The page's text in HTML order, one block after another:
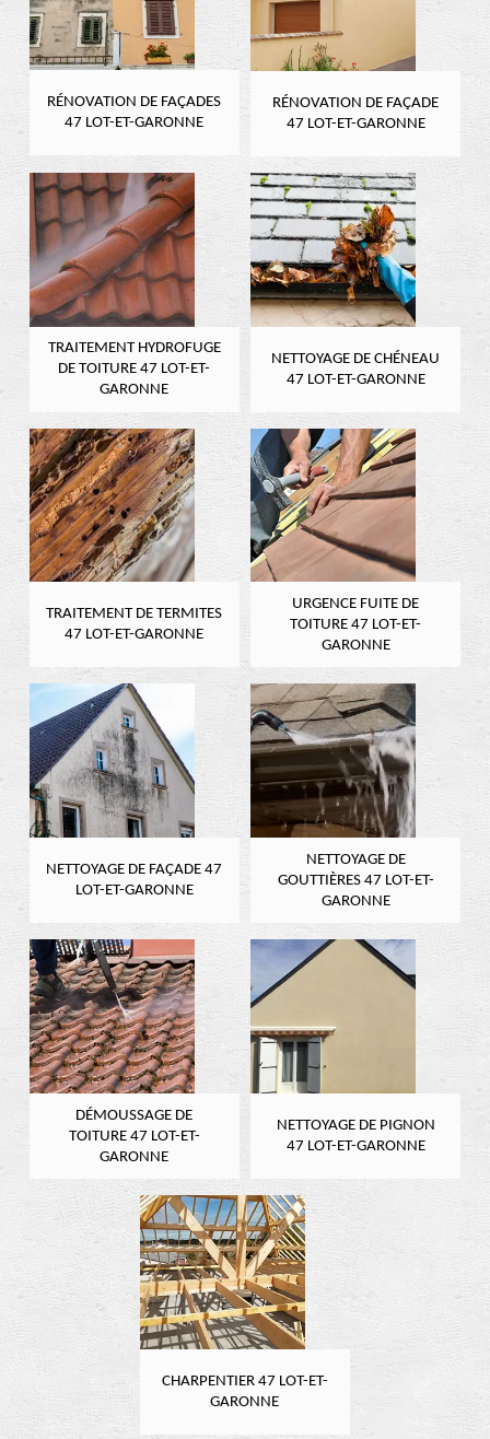
RÉNOVATION DE FAÇADES
47 LOT-ET-GARONNE
RÉNOVATION DE FAÇADE
47 LOT-ET-GARONNE
TRAITEMENT HYDROFUGE
DE TOITURE 47 LOT-ET-
GARONNE
NETTOYAGE DE CHÉNEAU
47 LOT-ET-GARONNE
TRAITEMENT DE TERMITES
47 LOT-ET-GARONNE
URGENCE FUITE DE
TOITURE 47 LOT-ET-
GARONNE
NETTOYAGE DE FAÇADE 47
LOT-ET-GARONNE
NETTOYAGE DE
GOUTTIÈRES 47 LOT-ET-
GARONNE
DÉMOUSSAGE DE
TOITURE 47 LOT-ET-
GARONNE
NETTOYAGE DE PIGNON
47 LOT-ET-GARONNE
CHARPENTIER 47 LOT-ET-
GARONNE